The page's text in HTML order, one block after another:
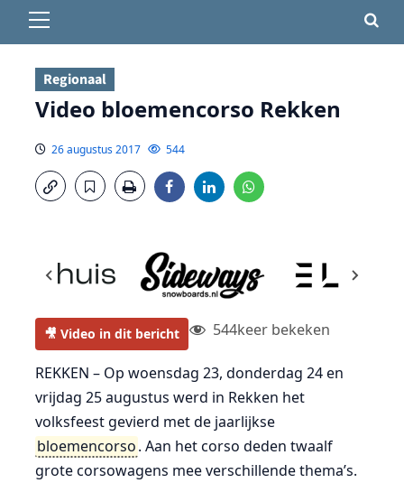
menu
Regionaal
Video bloemencorso Rekken
26 augustus 2017 544
🎥 Video in dit bericht 544keer bekeken
REKKEN – Op woensdag 23, donderdag 24 en
vrijdag 25 augustus werd in Rekken het
volksfeest gevierd met de jaarlijkse
bloemencorso. Aan het corso deden twaalf
grote corsowagens mee verschillende thema’s.